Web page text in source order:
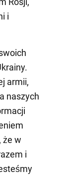
i
armii,
naszych
że w
i